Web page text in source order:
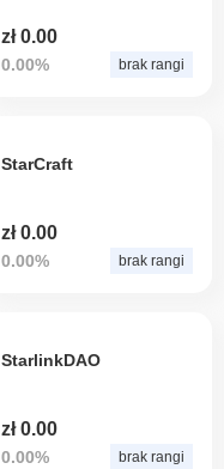
zł 0.00
0.00% brak rangi
StarCraft
zł 0.00
0.00% brak rangi
StarlinkDAO
zł 0.00
0.00% brak rangi